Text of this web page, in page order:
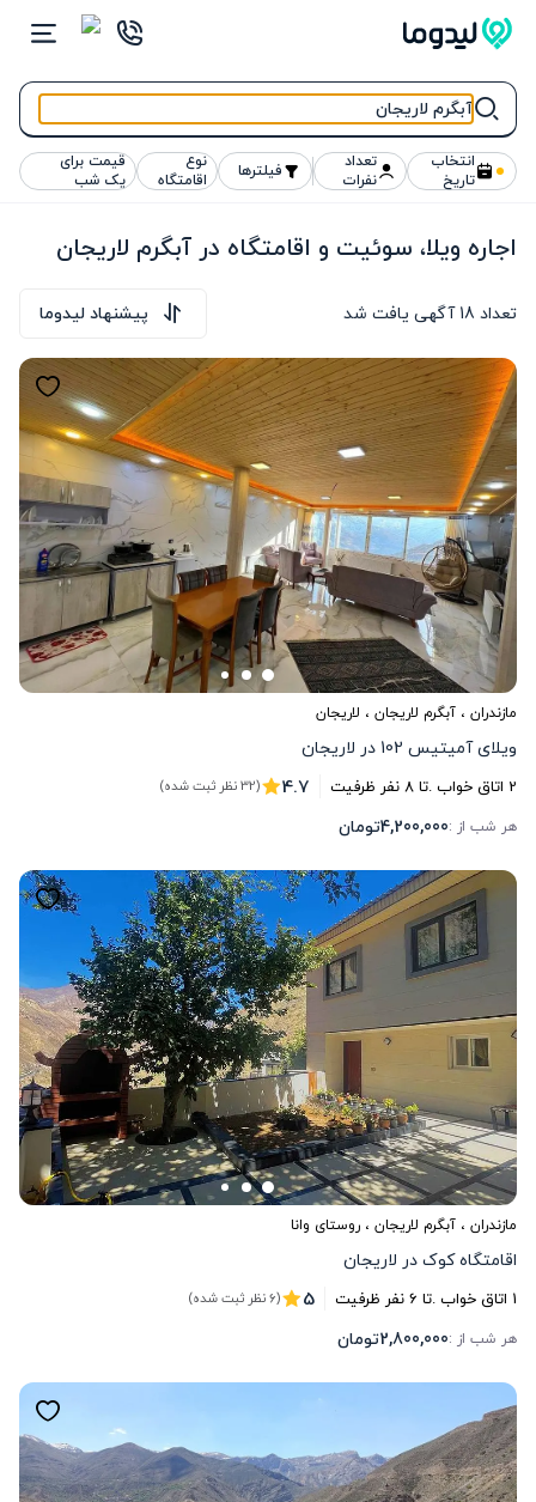
انتخاب
تاریخ
تعداد
نفرات فیلترها نوع
اقامتگاه
قیمت برای
یک شب
اجاره ویلا، سوئیت و اقامتگاه در آبگرم لاریجان
تعداد 18آگهی یافت شد پیشنهاد لیدوما
مازندران ، آبگرم لاریجان ، لاریجان
ویلای آمیتیس 102 در لاریجان
2 اتاق خواب .تا8نفر ظرفیت 4.7 (32 نظر ثبت شده)
هر شب از :4,200,000تومان
مازندران ، آبگرم لاریجان ، روستای وانا
اقامتگاه کوک در لاریجان
1 اتاق خواب .تا 6نفر ظرفیت 5 (6 نظر ثبت شده)
هر شب از :2,800,000تومان